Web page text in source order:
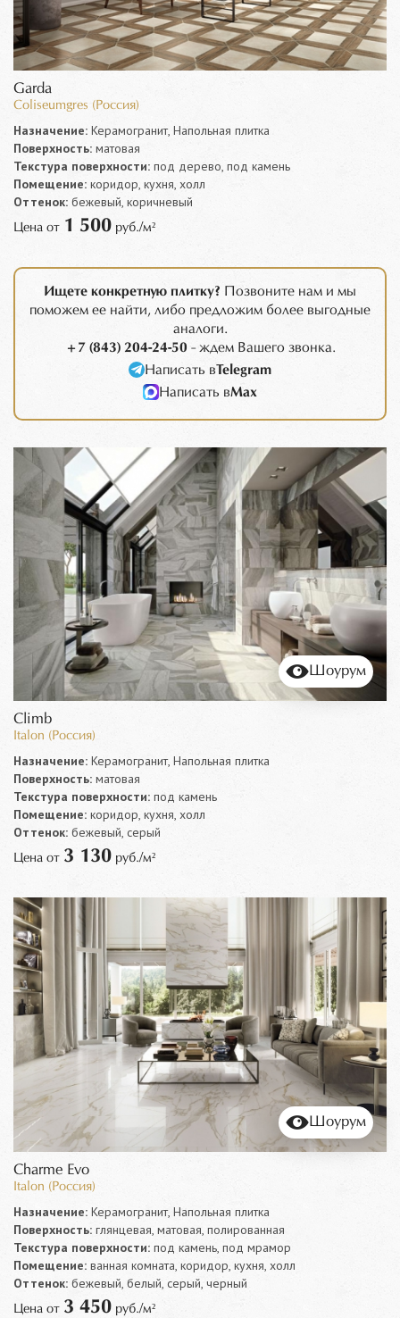
Garda
Coliseumgres (Россия)
Назначение: Керамогранит, Напольная плитка
Поверхность: матовая
Текстура поверхности: под дерево, под камень
Помещение: коридор, кухня, холл
Оттенок: бежевый, коричневый
Цена от 1 500 руб./м²
Ищете конкретную плитку? Позвоните нам и мы
поможем ее найти, либо предложим более выгодные
аналоги.
+7 (843) 204-24-50 - ждем Вашего звонка.
Написать вTelegram
Написать вMax
Шоурум
Climb
Italon (Россия)
Назначение: Керамогранит, Напольная плитка
Поверхность: матовая
Текстура поверхности: под камень
Помещение: коридор, кухня, холл
Оттенок: бежевый, серый
Цена от 3 130 руб./м²
Шоурум
Charme Evo
Italon (Россия)
Назначение: Керамогранит, Напольная плитка
Поверхность: глянцевая, матовая, полированная
Текстура поверхности: под камень, под мрамор
Помещение: ванная комната, коридор, кухня, холл
Оттенок: бежевый, белый, серый, черный
Цена от 3 450 руб./м²